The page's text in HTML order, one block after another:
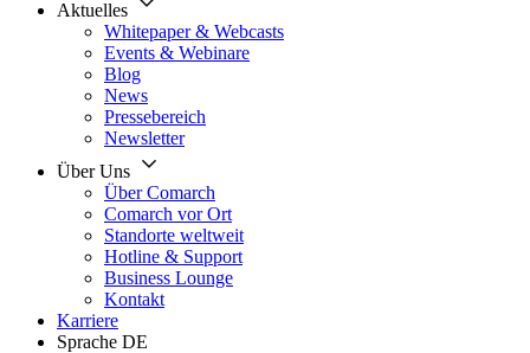
Aktuelles
Whitepaper & Webcasts
Events & Webinare
Blog
News
Pressebereich
Newsletter
Über Uns
Über Comarch
Comarch vor Ort
Standorte weltweit
Hotline & Support
Business Lounge
Kontakt
Karriere
Sprache DE